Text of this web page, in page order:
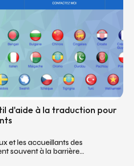
d'aide à la traduction pour
et les accueillants des
souvent à la barrière...